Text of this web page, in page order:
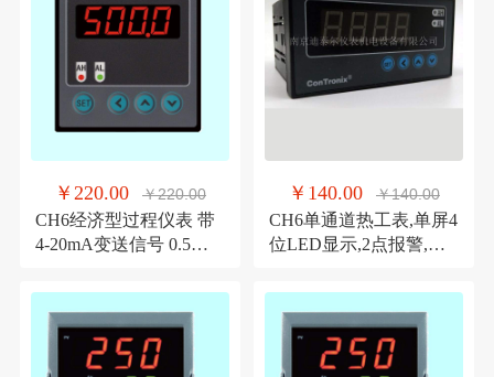
￥220.00 ￥220.00
CH6经济型过程仪表 带
4-20mA变送信号 0.5级
￥140.00 ￥140.00
CH6单通道热工表,单屏4
位LED显示,2点报警,多